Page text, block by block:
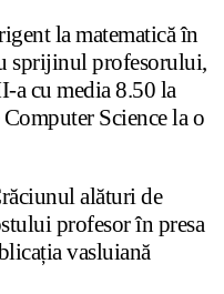
la matematică în
sprijinul profesorului,
a cu media 8.50 la
Science la o
alături de
profesor în presa
vasluiană